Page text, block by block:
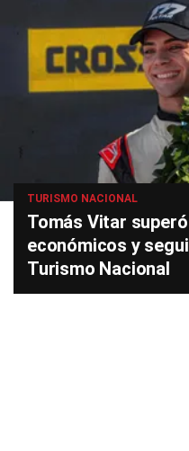
TURISMO NACIONAL
Tomás Vitar
económicos y
Turismo Nacional